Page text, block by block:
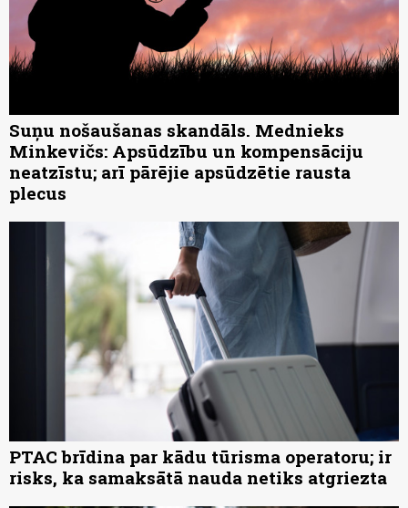
Suņu nošaušanas skandāls. Mednieks
Minkevičs: Apsūdzību un kompensāciju
neatzīstu; arī pārējie apsūdzētie rausta
plecus
PTAC brīdina par kādu tūrisma operatoru; ir
risks, ka samaksātā nauda netiks atgriezta